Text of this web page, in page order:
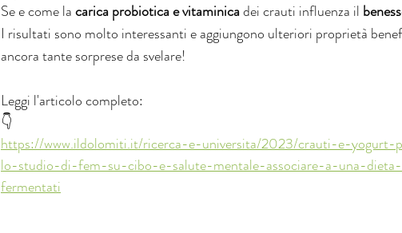
Se e come la carica probiotica e vitaminica dei crauti influenza il
I risultati sono molto interessanti e aggiungono ulteriori proprietà
ancora tante sorprese da svelare!
Leggi l'articolo completo:
👇
https://www.ildolomiti.it/ricerca-e-universita/2023/crauti-e-yogurt-
lo-studio-di-fem-su-cibo-e-salute-mentale-associare-a-una-
fermentati